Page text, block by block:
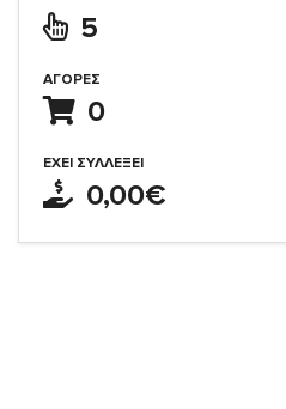
5
ΑΓΟΡΈΣ
0
ΈΧΕΙ ΣΥΛΛΈΞΕΙ
0,00€